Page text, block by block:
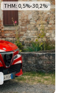
THM: 0,5%-30,2%